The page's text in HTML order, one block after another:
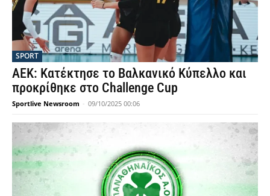
SPORT
ΑΕΚ: Κατέκτησε το Βαλκανικό Κύπελλο και
προκρίθηκε στο Challenge Cup
Sportlive Newsroom - 09/10/2025 00:06